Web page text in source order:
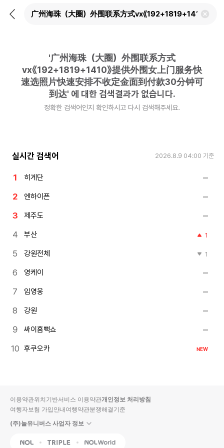
뒤
검
'广州海珠（大圈）外围联系方式
vx《192+1819+1410》提供外围女上门服务快
速选照片快速安排不收定金面到付款30分钟可
到达' 에 대한 검색결과가 없습니다.
정확한 검색어인지 확인하시고 다시 검색해주세요.
실시간 검색어 2026.8.9 04:00 기준
히게단
엔하이픈
제주도
부산 1
강원전체 1
영케이
임영웅
강원
싸이흠뻑쇼
후쿠오카 NEW
이용약관위치기반서비스 이용약관개인정보 처리방침
여행자보험 가입안내여행약관분쟁해결기준
(주)놀유니버스 사업자 정보
NOL Triple Interpark Global